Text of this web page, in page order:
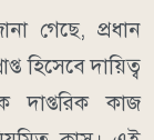
গেছে, প্রধান
হিসেবে দায়িত্ব
দাপ্তরিক কাজ